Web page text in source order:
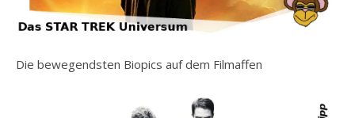
Die bewegendsten Biopics auf dem Filmaffen